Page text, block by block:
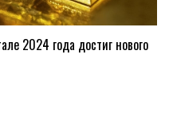
2024 года достиг нового